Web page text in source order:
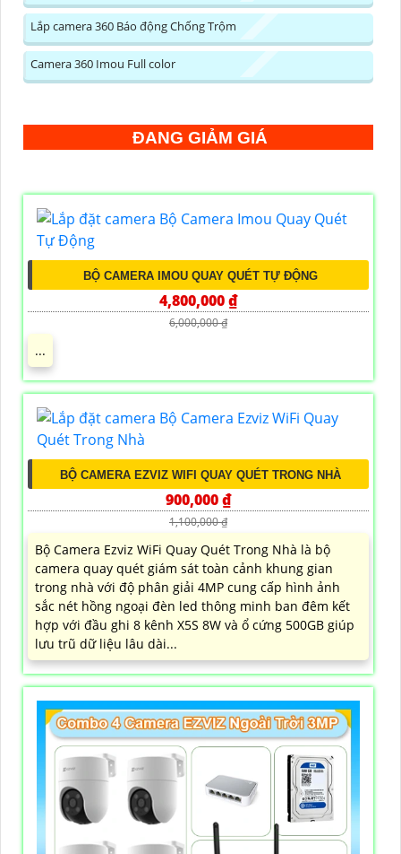
Lắp camera 360 Báo động Chống Trộm
Camera 360 Imou Full color
ĐANG GIẢM GIÁ
BỘ CAMERA IMOU QUAY QUÉT TỰ ĐỘNG
4,800,000 ₫
6,000,000 ₫
...
BỘ CAMERA EZVIZ WIFI QUAY QUÉT TRONG NHÀ
900,000 ₫
1,100,000 ₫
Bộ Camera Ezviz WiFi Quay Quét Trong Nhà là bộ
camera quay quét giám sát toàn cảnh khung gian
trong nhà với độ phân giải 4MP cung cấp hình ảnh
sắc nét hồng ngoại đèn led thông minh ban đêm kết
hợp với đầu ghi 8 kênh X5S 8W và ổ cứng 500GB giúp
lưu trũ dữ liệu lâu dài...